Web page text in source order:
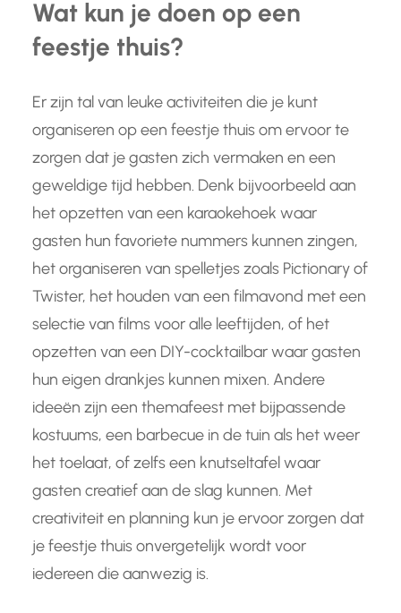
Wat kun je doen op een
feestje thuis?
Er zijn tal van leuke activiteiten die je kunt
organiseren op een feestje thuis om ervoor te
zorgen dat je gasten zich vermaken en een
geweldige tijd hebben. Denk bijvoorbeeld aan
het opzetten van een karaokehoek waar
gasten hun favoriete nummers kunnen zingen,
het organiseren van spelletjes zoals Pictionary of
Twister, het houden van een filmavond met een
selectie van films voor alle leeftijden, of het
opzetten van een DIY-cocktailbar waar gasten
hun eigen drankjes kunnen mixen. Andere
ideeën zijn een themafeest met bijpassende
kostuums, een barbecue in de tuin als het weer
het toelaat, of zelfs een knutseltafel waar
gasten creatief aan de slag kunnen. Met
creativiteit en planning kun je ervoor zorgen dat
je feestje thuis onvergetelijk wordt voor
iedereen die aanwezig is.